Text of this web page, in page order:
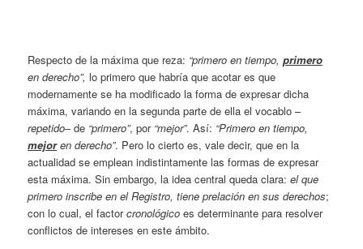
Respecto de la máxima que reza: “primero en tiempo,primero
en derecho”, lo primero que habría que acotar es que
modernamente se ha modificado la forma de expresar dicha
máxima, variando en la segunda parte de ella el vocablo –
repetido– de “primero”, por “mejor”. Así: “Primero en tiempo,
mejoren derecho”. Pero lo cierto es, vale decir, que en la
actualidad se emplean indistintamente las formas de expresar
esta máxima. Sin embargo, la idea central queda clara:el que
primero inscribe en el Registro, tiene prelación en sus derechos;
con lo cual, el factorcronológico es determinante para resolver
conflictos de intereses en este ámbito.